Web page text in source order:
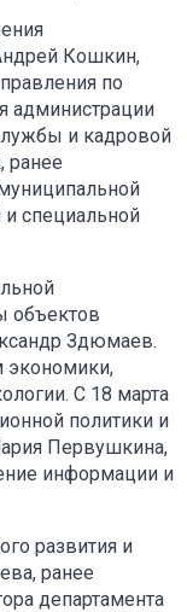
Кошкин,
по
администрации
и кадровой
ранее
специальной
объектов
Здюмаев.
экономики,
С 18 марта
политики и
Первушкина,
информации и
развития и
ранее
департамента